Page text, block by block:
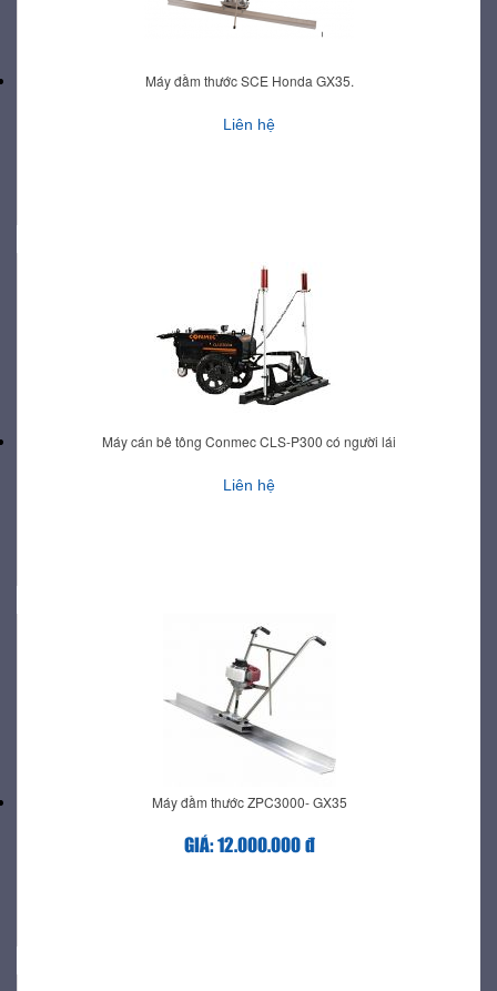
Máy đầm thước SCE Honda GX35.
Liên hệ
Máy cán bê tông Conmec CLS-P300 có người lái
Liên hệ
Máy đầm thước ZPC3000- GX35
GIÁ: 12.000.000 đ